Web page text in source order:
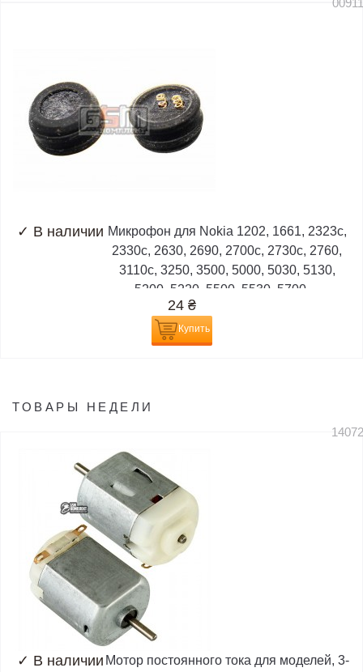
✓ В наличии Микрофон для Nokia 1202, 1661, 2323c,
2330c, 2630, 2690, 2700c, 2730c, 2760,
3110c, 3250, 3500, 5000, 5030, 5130,
5200, 5220, 5500, 5530, 5700,...
24 ₴
Купить
ТОВАРЫ НЕДЕЛИ
✓ В наличии Мотор постоянного тока для моделей, 3-